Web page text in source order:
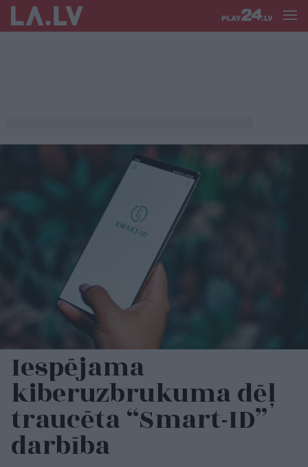
Iespējama
kiberuzbrukuma dēļ
traucēta “Smart-ID”
darbība